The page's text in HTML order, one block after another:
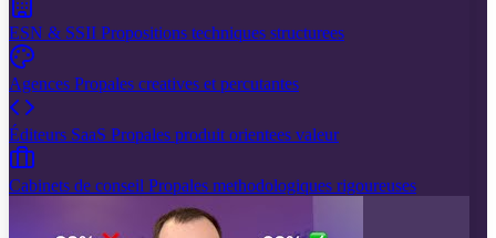
ESN & SSII Propositions techniques structurees
Agences Propales creatives et percutantes
Éditeurs SaaS Propales produit orientees valeur
Cabinets de conseil Propales methodologiques rigoureuses